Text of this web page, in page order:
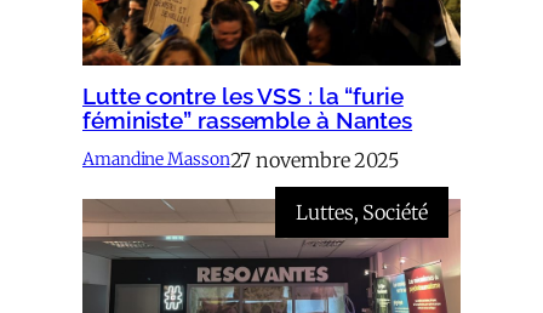
Lutte contre les VSS : la “furie
féministe” rassemble à Nantes
Amandine Masson27 novembre 2025
Luttes, Société